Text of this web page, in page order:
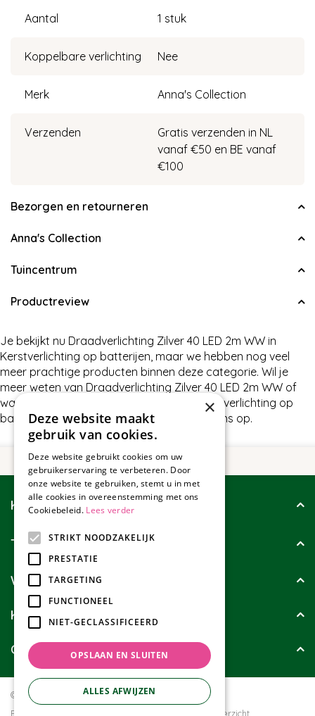
Aantal 1 stuk
Koppelbare verlichting Nee
Merk Anna's Collection
Verzenden
Gratis verzenden in NL
vanaf €50 en BE vanaf
€100
Bezorgen en retourneren
Anna's Collection
Tuincentrum
Productreview
Je bekijkt nu Draadverlichting Zilver 40 LED 2m WW in
Kerstverlichting op batterijen, maar we hebben nog veel
meer prachtige producten binnen deze categorie. Wil je
meer weten van Draadverlichting Zilver 40 LED 2m WW of
wat wij nog meer te bieden hebben in Kerstverlichting op
batterijen, neem dan gerust contact met ons op.
Klantenservice
Tuincollectie
Wie zijn wij?
Klanten geven ons
Contact
© Tuincollectie.nl
Green Solutions
Privacy policy
Tuincentrum Overzicht
×
Deze website maakt
gebruik van cookies.
Deze website gebruikt cookies om uw
gebruikerservaring te verbeteren. Door
onze website te gebruiken, stemt u in met
alle cookies in overeenstemming met ons
Cookiebeleid. Lees verder
STRIKT NOODZAKELIJK
PRESTATIE
TARGETING
FUNCTIONEEL
NIET-GECLASSIFICEERD
OPSLAAN EN SLUITEN
ALLES AFWIJZEN